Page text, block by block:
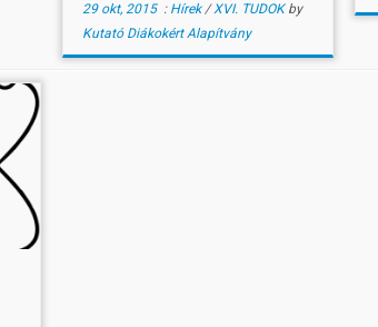
29 okt, 2015: Hírek/XVI. TUDOK by
Kutató Diákokért Alapítvány